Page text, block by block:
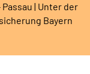
| Unter der
Bayern